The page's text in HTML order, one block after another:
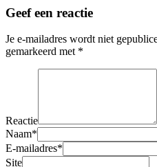
Geef een reactie
Je e-mailadres wordt niet
gemarkeerd met *
Reactie
Naam*
E-mailadres*
Site